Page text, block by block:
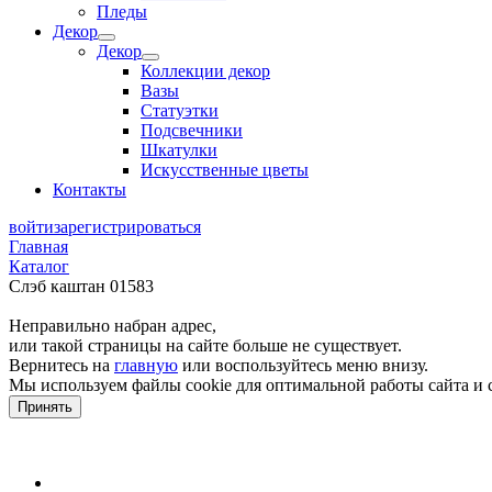
Пледы
Декор
Декор
Коллекции декор
Вазы
Статуэтки
Подсвечники
Шкатулки
Искусственные цветы
Контакты
войтизарегистрироваться
Главная
Каталог
Слэб каштан 01583
Неправильно набран адрес,
или такой страницы на сайте больше не существует.
Вернитесь на главную или воспользуйтесь меню внизу.
Мы используем файлы cookie для оптимальной работы сайта и
Принять